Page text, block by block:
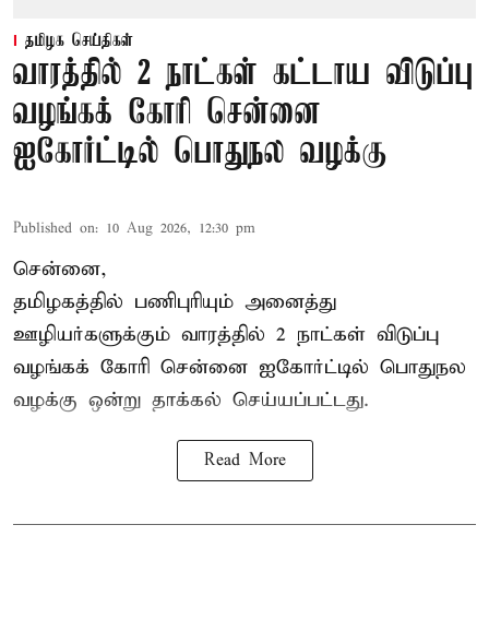
தமிழக செய்திகள்
வாரத்தில் 2 நாட்கள் கட்டாய விடுப்பு
வழங்கக் கோரி சென்னை
ஐகோர்ட்டில் பொதுநல வழக்கு
Published on: 10 Aug 2026, 12:30 pm
சென்னை,
தமிழகத்தில் பணிபுரியும் அனைத்து
ஊழியர்களுக்கும் வாரத்தில் 2 நாட்கள் விடுப்பு
வழங்கக் கோரி சென்னை ஐகோர்ட்டில் பொதுநல
வழக்கு ஒன்று தாக்கல் செய்யப்பட்டது.
Read More